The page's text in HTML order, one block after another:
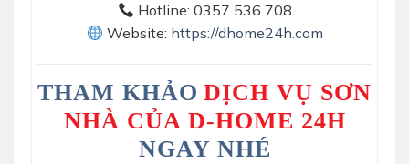
Hotline: 0357 536 708
Website: https://dhome24h.com
THAM KHẢO DỊCH VỤ SƠN
NHÀ CỦA D-HOME 24H
NGAY NHÉ